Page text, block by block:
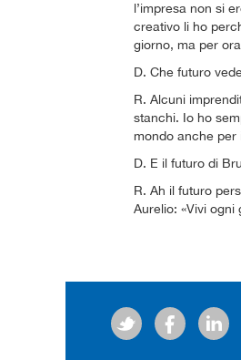
l’impresa non si
creativo li ho
giorno, ma per
D. Che futuro
R. Alcuni
stanchi. Io ho
mondo anche per
D. E il futuro di
R. Ah il futuro
Aurelio: «Vivi ogni